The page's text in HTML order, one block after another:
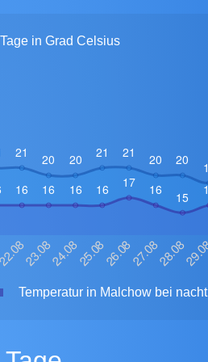
in Grad Celsius
Temperatur in Malchow bei nacht